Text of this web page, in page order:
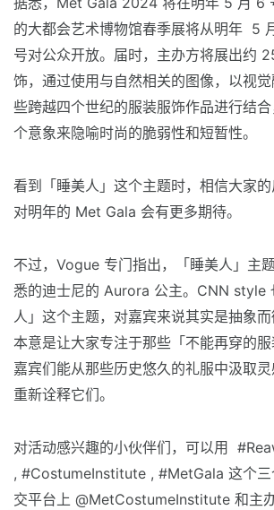
的大都会艺术博物馆春季展将从明年 5
号对公众开放。届时，主办方将展出约
饰，通过使用与自然相关的图像，以视
些跨越四个世纪的服装服饰作品进行结
个意象来隐喻时尚的脆弱性和短暂性。
看到「睡美人」这个主题时，相信大家的
对明年的 Met Gala 会有更多期待。
不过，Vogue 专门指出，「睡美人」主
悉的迪士尼的 Aurora 公主。CNN style
人」这个主题，对嘉宾来说其实是抽象
本意是让大家专注于那些「不能再穿的
嘉宾们能从那些历史悠久的礼服中汲取
重新诠释它们。
对活动感兴趣的小伙伴们，可以用
, #CostumeInstitute , #MetGala 这个三
交平台上 @MetCostumeInstitute 和主办